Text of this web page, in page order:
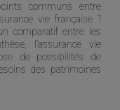
communs entre
vie française ?
comparatif entre les
l’assurance vie
de possibilités de
des patrimoines